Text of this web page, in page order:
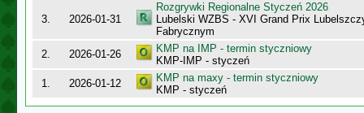
3. 2026-01-31
Rozgrywki Regionalne Styczeń 2026
Lubelski WZBS - XVI Grand Prix
Fabrycznym
2.
2026-01-26
KMP na IMP - termin styczniowy
KMP-IMP - styczeń
1.
2026-01-12
KMP na maxy - termin styczniowy
KMP - styczeń